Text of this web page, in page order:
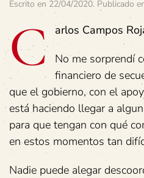
Escrito en 22/04/2020. Publicado
C arlos Campos
No me sorprendí
financiero de
que el gobierno, con el
está haciendo llegar a
para que tengan con qué
en estos momentos tan
Nadie puede alegar